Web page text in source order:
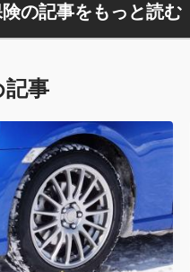
の記事をもっと読む
記事